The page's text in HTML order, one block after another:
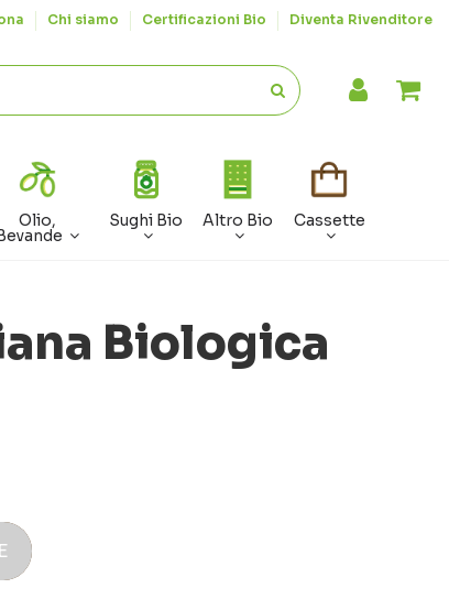
Chi siamo Certificazioni Bio Diventa Rivenditore
Olio, Sughi Bio Altro Bio Cassette
Biologica